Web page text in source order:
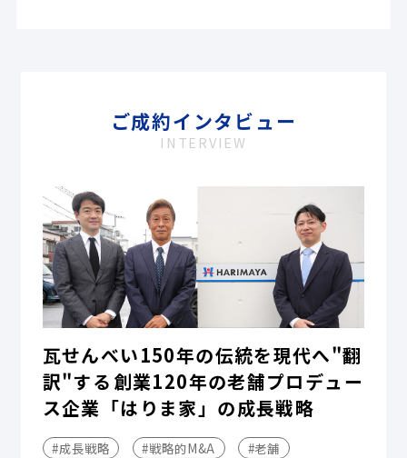
ご成約インタビュー
INTERVIEW
瓦せんべい150年の伝統を現代へ"翻
訳"する――創業120年の老舗プロデュー
ス企業「はりま家」の成長戦略
#成長戦略 #戦略的M&A #老舗